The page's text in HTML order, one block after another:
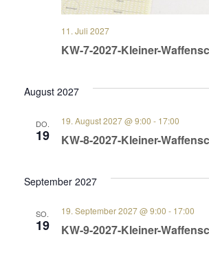
KW-7-2027-Kleiner-
11. Juli 2027
August 2027
DO.
19 KW-8-2027-Kleiner-
19. August 2027 @ 9:00 - 17:00
September 2027
SO.
19 KW-9-2027-Kleiner-
19. September 2027 @ 9:00 - 17:00